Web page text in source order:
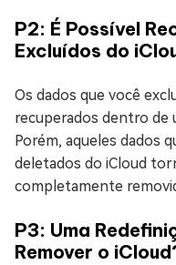
P2: É Possível
Excluídos do
Os dados que você
recuperados dentro de
Porém, aqueles dados
deletados do iCloud
completamente
P3: Uma
Remover o